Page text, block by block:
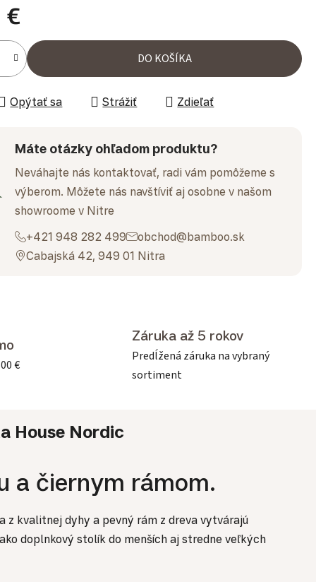
€
DO KOŠÍKA
Opýtať sa Strážiť Zdieľať
Máte otázky ohľadom produktu?
Neváhajte nás kontaktovať, radi vám pomôžeme s
výberom. Môžete nás navštíviť aj osobne v našom
showroome v Nitre
+421 948 282 499
obchod@bamboo.sk
Cabajská 42, 949 01 Nitra
€
Záruka až 5 rokov
Predĺžená záruka na vybraný
sortiment
House Nordic
a čiernym rámom.
z kvalitnej dyhy a pevný rám z dreva vytvárajú
doplnkový stolík do menších aj stredne veľkých